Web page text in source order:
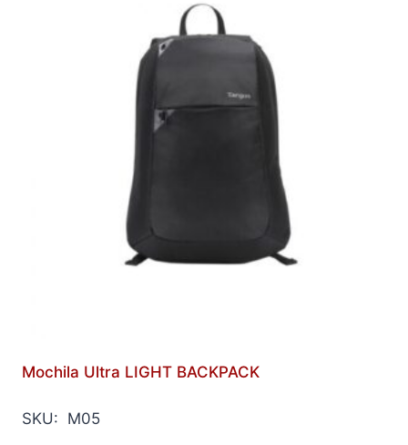
Mochila Ultra LIGHT BACKPACK
SKU: M05